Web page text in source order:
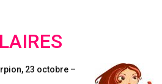
23 octobre –